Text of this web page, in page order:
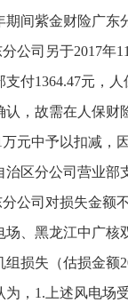
期间紫金财险广东
公司另于2017年
付1364.47元，
，故需在人保财
元中予以扣减，
区分公司营业部
公司对损失金额
、黑龙江中广核
损失（估损金额
，1.上述风电场